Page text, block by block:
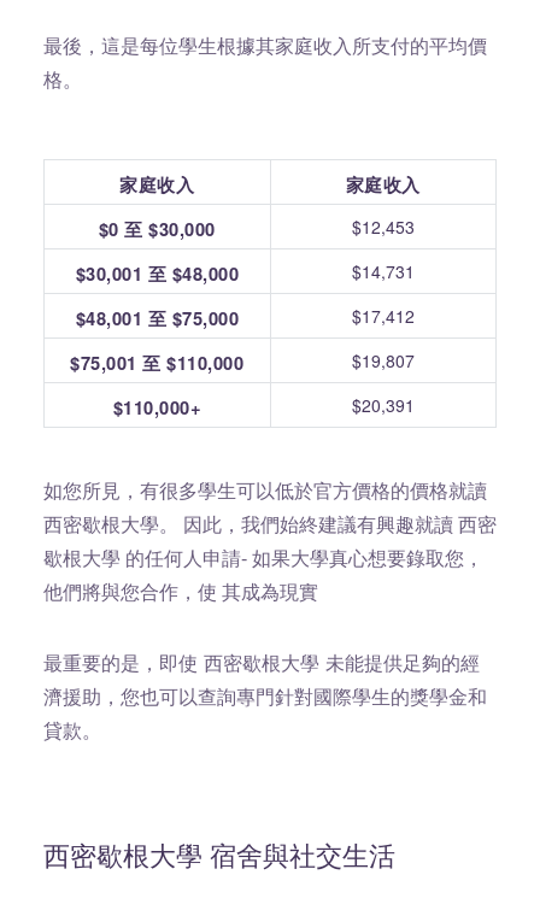
最後，這是每位學生根據其家庭收入所支付的平均價
格。
家庭收入 家庭收入
$0 至 $30,000 $12,453
$30,001 至 $48,000 $14,731
$48,001 至 $75,000 $17,412
$75,001 至 $110,000 $19,807
$110,000+ $20,391
如您所見，有很多學生可以低於官方價格的價格就讀
西密歇根大學。 因此，我們始終建議有興趣就讀 西密
歇根大學 的任何人申請- 如果大學真心想要錄取您，
他們將與您合作，使 其成為現實
最重要的是，即使 西密歇根大學 未能提供足夠的經
濟援助，您也可以查詢專門針對國際學生的獎學金和
貸款。
西密歇根大學 宿舍與社交生活